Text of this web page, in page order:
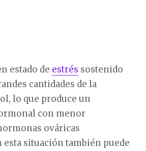
estado de estrés sostenido
cantidades de la
lo que produce un
con menor
ováricas
esta situación también puede